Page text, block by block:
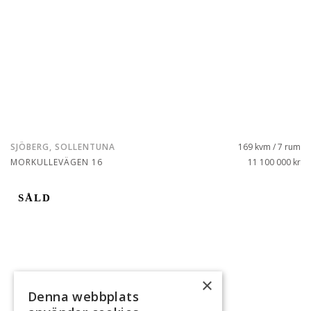
SJÖBERG, SOLLENTUNA
MORKULLEVÄGEN 16
169 kvm / 7 rum
11 100 000 kr
SÅLD
×
Denna webbplats